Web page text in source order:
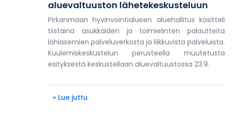
aluevaltuuston lähetekeskusteluun
Pirkanmaan hyvinvointialueen aluehallitus käsitteli
tiistaina asukkaiden ja toimielinten palautteita
lähiasemien palveluverkosta ja liikkuvista palveluista.
Kuulemiskeskustelun perusteella muutetusta
esityksestä keskustellaan aluevaltuustossa 23.9.
» Lue juttu